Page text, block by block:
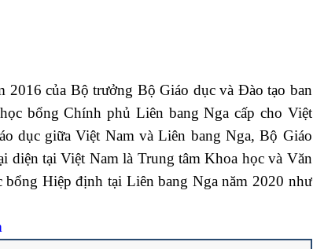
của Bộ trưởng Bộ Giáo dục và Đào tạo ban
bổng Chính phủ Liên bang Nga cấp cho Việt
dục giữa Việt Nam và Liên bang Nga, Bộ Giáo
diện tại Việt Nam là Trung tâm Khoa học và Văn
Hiệp định tại Liên bang Nga năm 2020 như